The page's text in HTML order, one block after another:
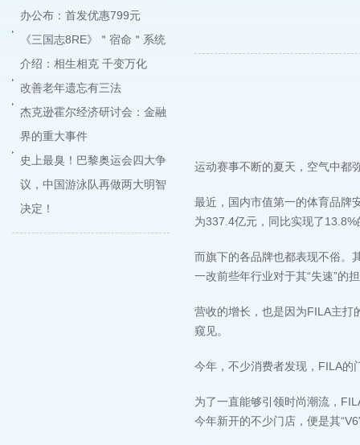
办公布：首发优惠799元
《三国志8RE》＂宿命＂系统
介绍：相生相克 千变万化
改善老年遗忘有三法
杰克逊霍尔经济研讨会：金融
界的重大事件
​史上最臭！巴黎奥运会四大争
议，中国游泳队再做两大明智
决定！
运动赛事不断的夏天，空气中都
最近，国内市值第一的体育品牌
为337.4亿元，同比实现了13.8%
而旗下的各品牌也都表现不俗。
一改前些年行业对于其“失速”的
营收的增长，也是因为FILA主打
窥见。
今年，不少消费者发现，FILA的
为了一直能够引领时尚潮流，
今年新开的不少门店，便是其